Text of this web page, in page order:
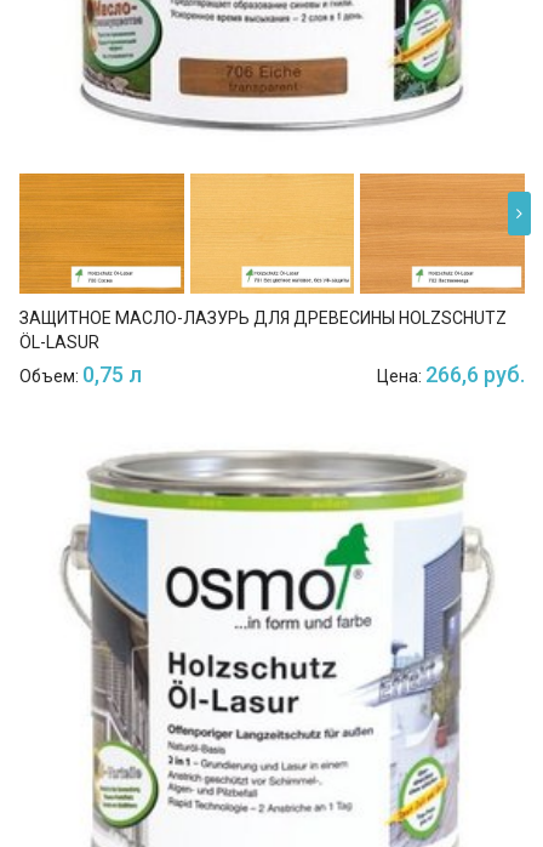
ЗАЩИТНОЕ МАСЛО-ЛАЗУРЬ ДЛЯ ДРЕВЕСИНЫ HOLZSCHUTZ
ÖL-LASUR
Объем: 0,75 л Цена: 266,6 руб.